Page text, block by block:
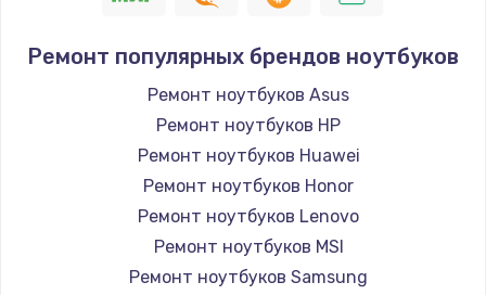
Ремонт популярных брендов ноутбуков
Ремонт ноутбуков Asus
Ремонт ноутбуков HP
Ремонт ноутбуков Huawei
Ремонт ноутбуков Honor
Ремонт ноутбуков Lenovo
Ремонт ноутбуков MSI
Ремонт ноутбуков Samsung